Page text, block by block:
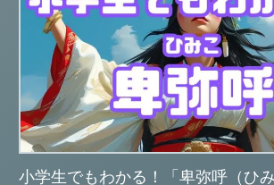
小学生でもわかる！「卑弥呼（ひみ